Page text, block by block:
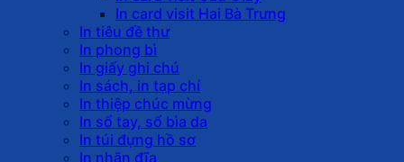
In card visit Hai Bà Trưng
In tiêu đề thư
In phong bì
In giấy ghi chú
In sách, in tạp chí
In thiệp chúc mừng
In sổ tay, sổ bìa da
In túi đựng hồ sơ
In nhãn đĩa